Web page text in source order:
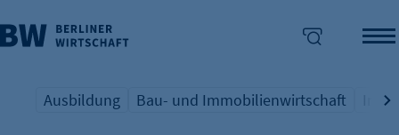
überspringen
Übersicht Schlagwort
Ausbildung
Übersicht Schlagwort
Bau- und Immobilienwirtschaft
UNTERNEHMERTUM